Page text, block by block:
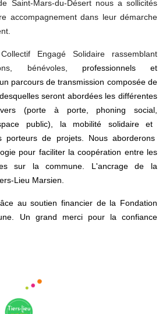
Saint-Mars-du-Désert nous a sollicités
accompagnement dans leur démarche
Engagé Solidaire rassemblant
bénévoles, professionnels et
parcours de transmission composée de
seront abordées les différentes
vers (porte à porte,
phoning social,
public),
la mobilité solidaire et
porteurs de projets. Nous aborderons
pour faciliter la coopération entre les
sur la commune. L'ancrage de la
Lieu Marsien.
au soutien financier de la Fondation
. Un grand merci pour la confiance